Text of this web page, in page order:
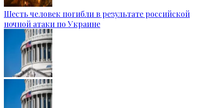
Шесть человек погибли в результате российской
ночной атаки по Украине